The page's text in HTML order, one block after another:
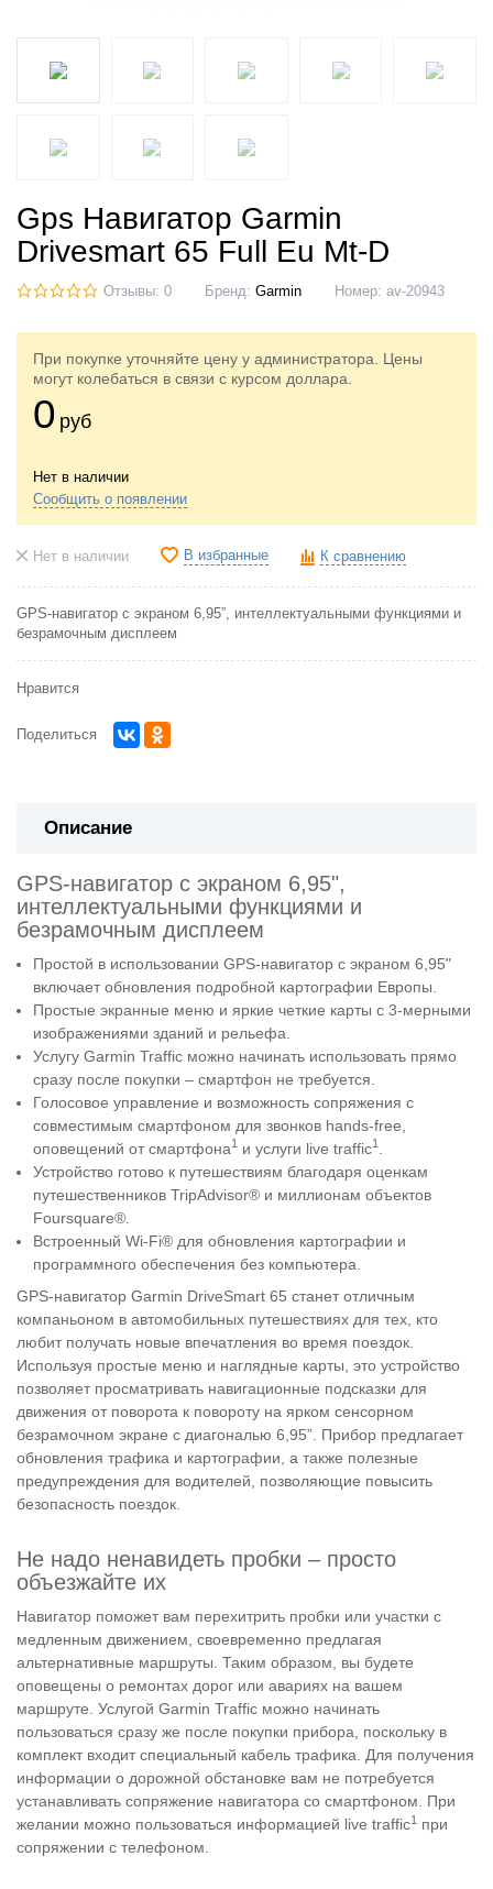
Gps Навигатор Garmin
Drivesmart 65 Full Eu Mt-D
Отзывы: 0 Бренд: Garmin Номер: av-20943
При покупке уточняйте цену у администратора. Цены
могут колебаться в связи с курсом доллара.
0 руб
Нет в наличии
Сообщить о появлении
Нет в наличии В избранные К сравнению
GPS-навигатор с экраном 6,95”, интеллектуальными функциями и
безрамочным дисплеем
Нравится
Поделиться
Описание
GPS-навигатор с экраном 6,95",
интеллектуальными функциями и
безрамочным дисплеем
Простой в использовании GPS-навигатор с экраном 6,95"
включает обновления подробной картографии Европы.
Простые экранные меню и яркие четкие карты с 3-мерными
изображениями зданий и рельефа.
Услугу Garmin Traffic можно начинать использовать прямо
сразу после покупки – смартфон не требуется.
Голосовое управление и возможность сопряжения с
совместимым смартфоном для звонков hands-free,
оповещений от смартфона1 и услуги live traffic1
Устройство готово к путешествиям благодаря оценкам
путешественников TripAdvisor® и миллионам объектов
Foursquare®.
Встроенный Wi-Fi® для обновления картографии и
программного обеспечения без компьютера.
GPS-навигатор Garmin DriveSmart 65 станет отличным
компаньоном в автомобильных путешествиях для тех, кто
любит получать новые впечатления во время поездок.
Используя простые меню и наглядные карты, это устройство
позволяет просматривать навигационные подсказки для
движения от поворота к повороту на ярком сенсорном
безрамочном экране с диагональю 6,95”. Прибор предлагает
обновления трафика и картографии, а также полезные
предупреждения для водителей, позволяющие повысить
безопасность поездок.
Не надо ненавидеть пробки – просто
объезжайте их
Навигатор поможет вам перехитрить пробки или участки с
медленным движением, своевременно предлагая
альтернативные маршруты. Таким образом, вы будете
оповещены о ремонтах дорог или авариях на вашем
маршруте. Услугой Garmin Traffic можно начинать
пользоваться сразу же после покупки прибора, поскольку в
комплект входит специальный кабель трафика. Для получения
информации о дорожной обстановке вам не потребуется
устанавливать сопряжение навигатора со смартфоном. При
желании можно пользоваться информацией live traffic1 при
сопряжении с телефоном.